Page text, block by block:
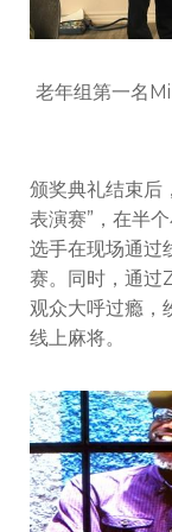
老年组第一名
颁奖典礼结束后
表演赛”，在半
选手在现场通过
赛。同时，通
观众大呼过瘾，
线上麻将。